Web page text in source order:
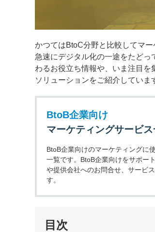
かつてはBtoC分野と比較してマ
急速にデジタル化の一途をたど
わるお役立ち情報や、いま注目
ソリューションをご紹介していま
BtoB企業向け
マーケティングサービ
BtoB企業向けのマーケティングに
一覧です。BtoB企業向けをサポー
や提供会社へのお問合せ、サービ
す。
目次